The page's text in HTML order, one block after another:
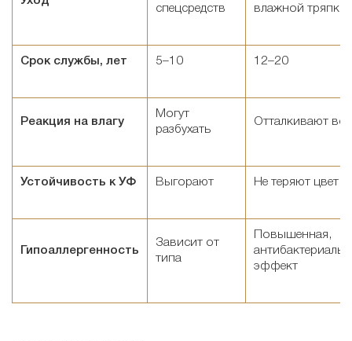
спецсредств влажной тряпки
Срок службы, лет 5–10 12–20
Реакция на влагу
Могут
разбухать
Отталкивают
Устойчивость к УФ Выгорают Не теряют цвет
Гипоаллергенность
Зависит от
типа
Повышенная,
эффект